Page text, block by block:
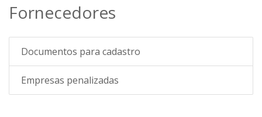
Fornecedores
Documentos para cadastro
Empresas penalizadas